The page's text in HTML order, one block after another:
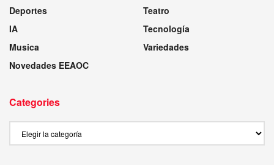
Deportes
IA
Musica
Novedades EEAOC
Teatro
Tecnología
Variedades
Categories